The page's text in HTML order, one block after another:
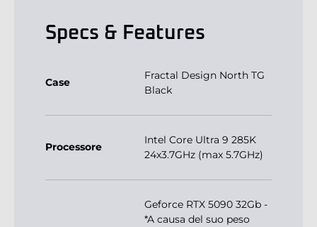
Specs & Features
Case
Fractal Design North TG
Black
Processore
Intel Core Ultra 9 285K
24x3.7GHz (max 5.7GHz)
Geforce RTX 5090 32Gb -
*A causa del suo peso